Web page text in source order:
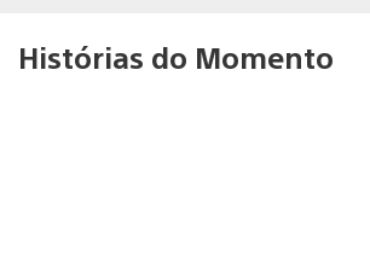
Histórias do Momento